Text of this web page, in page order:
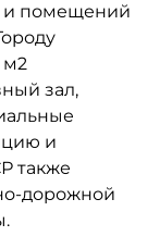
и помещений
м2
зал,
и
также
дорожной